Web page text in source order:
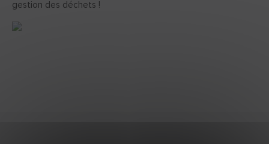
gestion des déchets !